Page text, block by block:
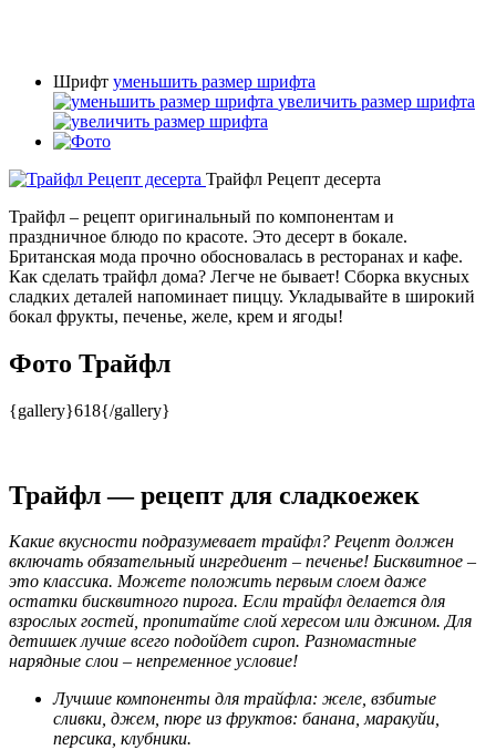
Шрифт уменьшить размер шрифта
увеличить размер шрифта
Трайфл Рецепт десерта
Трайфл – рецепт оригинальный по компонентам и
праздничное блюдо по красоте. Это десерт в бокале.
Британская мода прочно обосновалась в ресторанах и кафе.
Как сделать трайфл дома? Легче не бывает! Сборка вкусных
сладких деталей напоминает пиццу. Укладывайте в широкий
бокал фрукты, печенье, желе, крем и ягоды!
Фото Трайфл
{gallery}618{/gallery}
Трайфл — рецепт для сладкоежек
Какие вкусности подразумевает трайфл? Рецепт должен
включать обязательный ингредиент – печенье! Бисквитное –
это классика. Можете положить первым слоем даже
остатки бисквитного пирога. Если трайфл делается для
взрослых гостей, пропитайте слой хересом или джином. Для
детишек лучше всего подойдет сироп. Разномастные
нарядные слои – непременное условие!
Лучшие компоненты для трайфла: желе, взбитые
сливки, джем, пюре из фруктов: банана, маракуйи,
персика, клубники.